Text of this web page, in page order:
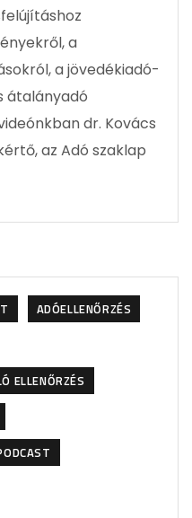
a
a jövedékiadó-
átalányadó
dr. Kovács
az Adó szaklap
ADÓELLENŐRZÉS
ELLENŐRZÉS